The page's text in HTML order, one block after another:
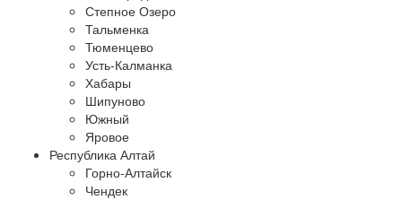
Степное Озеро
Тальменка
Тюменцево
Усть-Калманка
Хабары
Шипуново
Южный
Яровое
Республика Алтай
Горно-Алтайск
Чендек